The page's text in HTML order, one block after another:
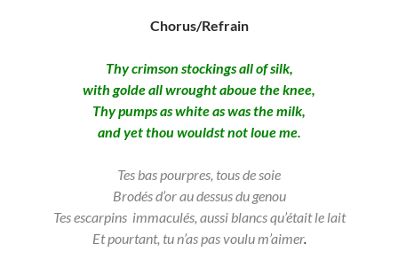
Chorus/Refrain
Thy crimson stockings all of silk,
with golde all wrought aboue the knee,
Thy pumps as white as was the milk,
and yet thou wouldst not loue me.
Tes bas pourpres, tous de soie
Brodés d’or au dessus du genou
Tes escarpins immaculés, aussi blancs qu’était le lait
Et pourtant, tu n’as pas voulu m’aimer.